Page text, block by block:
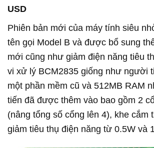
USD
Phiên bản mới của máy tính siêu
tên gọi Model B và được bổ sung
mới cũng như giảm điện năng tiêu
vi xử lý BCM2835 giống như người
một phần mềm cũ và 512MB RAM
tiến đã được thêm vào bao gồm 2
(nâng tổng số cổng lên 4), khe cắm
giảm tiêu thụ điện năng từ 0.5W và